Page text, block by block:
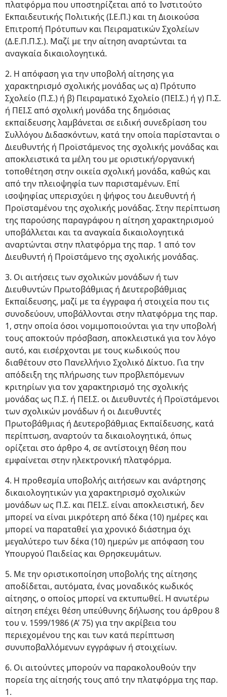
πλατφόρμα που υποστηρίζεται από το Ινστιτούτο
Εκπαιδευτικής Πολιτικής (Ι.Ε.Π.) και τη Διοικούσα
Επιτροπή Πρότυπων και Πειραματικών Σχολείων
(Δ.Ε.Π.Π.Σ.). Μαζί με την αίτηση αναρτώνται τα
αναγκαία δικαιολογητικά.
2. Η απόφαση για την υποβολή αίτησης για
χαρακτηρισμό σχολικής μονάδας ως α) Πρότυπο
Σχολείο (Π.Σ.) ή β) Πειραματικό Σχολείο (ΠΕΙ.Σ.) ή γ) Π.Σ.
ή ΠΕΙ.Σ από σχολική μονάδα της δημόσιας
εκπαίδευσης λαμβάνεται σε ειδική συνεδρίαση του
Συλλόγου Διδασκόντων, κατά την οποία παρίστανται ο
Διευθυντής ή Προϊστάμενος της σχολικής μονάδας και
αποκλειστικά τα μέλη του με οριστική/οργανική
τοποθέτηση στην οικεία σχολική μονάδα, καθώς και
από την πλειοψηφία των παρισταμένων. Επί
ισοψηφίας υπερισχύει η ψήφος του Διευθυντή ή
Προϊσταμένου της σχολικής μονάδας. Στην περίπτωση
της παρούσης παραγράφου η αίτηση χαρακτηρισμού
υποβάλλεται και τα αναγκαία δικαιολογητικά
αναρτώνται στην πλατφόρμα της παρ. 1 από τον
Διευθυντή ή Προϊστάμενο της σχολικής μονάδας.
3. Οι αιτήσεις των σχολικών μονάδων ή των
Διευθυντών Πρωτοβάθμιας ή Δευτεροβάθμιας
Εκπαίδευσης, μαζί με τα έγγραφα ή στοιχεία που τις
συνοδεύουν, υποβάλλονται στην πλατφόρμα της παρ.
1, στην οποία όσοι νομιμοποιούνται για την υποβολή
τους αποκτούν πρόσβαση, αποκλειστικά για τον λόγο
αυτό, και εισέρχονται με τους κωδικούς που
διαθέτουν στο Πανελλήνιο Σχολικό Δίκτυο. Για την
απόδειξη της πλήρωσης των προβλεπόμενων
κριτηρίων για τον χαρακτηρισμό της σχολικής
μονάδας ως Π.Σ. ή ΠΕΙ.Σ. οι Διευθυντές ή Προϊστάμενοι
των σχολικών μονάδων ή οι Διευθυντές
Πρωτοβάθμιας ή Δευτεροβάθμιας Εκπαίδευσης, κατά
περίπτωση, αναρτούν τα δικαιολογητικά, όπως
ορίζεται στο άρθρο 4, σε αντίστοιχη θέση που
εμφαίνεται στην ηλεκτρονική πλατφόρμα.
4. Η προθεσμία υποβολής αιτήσεων και ανάρτησης
δικαιολογητικών για χαρακτηρισμό σχολικών
μονάδων ως Π.Σ. και ΠΕΙ.Σ. είναι αποκλειστική, δεν
μπορεί να είναι μικρότερη από δέκα (10) ημέρες και
μπορεί να παραταθεί για χρονικό διάστημα όχι
μεγαλύτερο των δέκα (10) ημερών με απόφαση του
Υπουργού Παιδείας και Θρησκευμάτων.
5. Με την οριστικοποίηση υποβολής της αίτησης
αποδίδεται, αυτόματα, ένας μοναδικός κωδικός
αίτησης, ο οποίος μπορεί να εκτυπωθεί. Η ανωτέρω
αίτηση επέχει θέση υπεύθυνης δήλωσης του άρθρου 8
του ν. 1599/1986 (Α’ 75) για την ακρίβεια του
περιεχομένου της και των κατά περίπτωση
συνυποβαλλόμενων εγγράφων ή στοιχείων.
6. Οι αιτούντες μπορούν να παρακολουθούν την
πορεία της αίτησής τους από την πλατφόρμα της παρ.
1.